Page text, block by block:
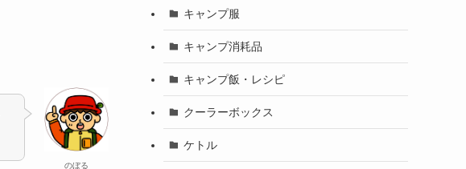
のぼる
キャンプ服
キャンプ消耗品
キャンプ飯・レシピ
クーラーボックス
ケトル